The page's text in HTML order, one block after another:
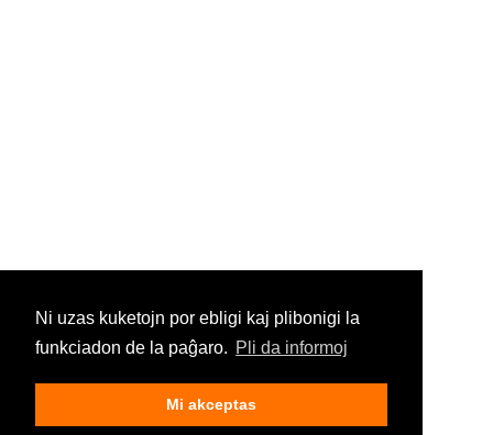
Ni uzas kuketojn por ebligi kaj plibonigi la
funkciadon de la paĝaro. Pli da informoj
Mi akceptas